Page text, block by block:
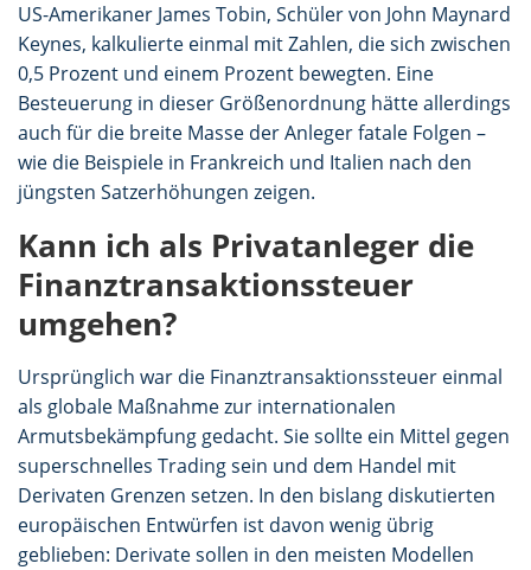
US-Amerikaner James Tobin, Schüler von John Maynard
Keynes, kalkulierte einmal mit Zahlen, die sich zwischen
0,5 Prozent und einem Prozent bewegten. Eine
Besteuerung in dieser Größenordnung hätte allerdings
auch für die breite Masse der Anleger fatale Folgen –
wie die Beispiele in Frankreich und Italien nach den
jüngsten Satzerhöhungen zeigen.
Kann ich als Privatanleger die
Finanztransaktionssteuer
umgehen?
Ursprünglich war die Finanztransaktionssteuer einmal
als globale Maßnahme zur internationalen
Armutsbekämpfung gedacht. Sie sollte ein Mittel gegen
superschnelles Trading sein und dem Handel mit
Derivaten Grenzen setzen. In den bislang diskutierten
europäischen Entwürfen ist davon wenig übrig
geblieben: Derivate sollen in den meisten Modellen